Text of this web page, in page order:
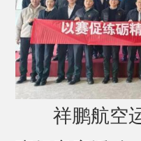
祥鹏航空